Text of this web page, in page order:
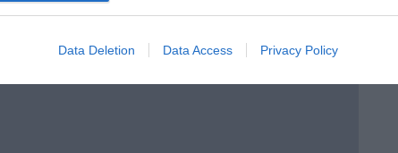
Data Deletion Data Access Privacy Policy
nascere